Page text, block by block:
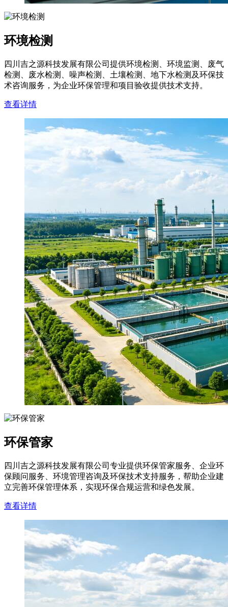
环境检测
四川吉之源科技发展有限公司提供环境检测、环境监测、废气
检测、废水检测、噪声检测、土壤检测、地下水检测及环保技
术咨询服务，为企业环保管理和项目验收提供技术支持。
查看详情
环保管家
四川吉之源科技发展有限公司专业提供环保管家服务、企业环
保顾问服务、环境管理咨询及环保技术支持服务，帮助企业建
立完善环保管理体系，实现环保合规运营和绿色发展。
查看详情